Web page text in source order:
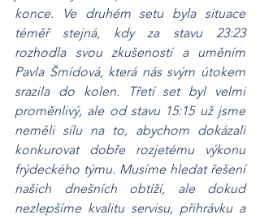
konce. Ve druhém setu byla situace
téměř stejná, kdy za stavu 23:23
rozhodla svou zkušeností a uměním
Pavla Šmídová, která nás svým útokem
srazila do kolen. Třetí set byl velmi
proměnlivý, ale od stavu 15:15 už jsme
neměli sílu na to, abychom dokázali
konkurovat dobře rozjetému výkonu
frýdeckého týmu. Musíme hledat řešení
našich dnešních obtíží, ale dokud
nezlepšíme kvalitu servisu, přihrávku a